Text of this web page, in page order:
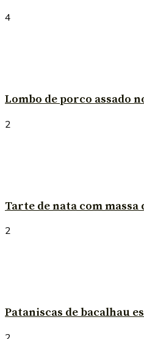
4
Lombo de porco assado
2
Tarte de nata com massa
2
Pataniscas de bacalhau